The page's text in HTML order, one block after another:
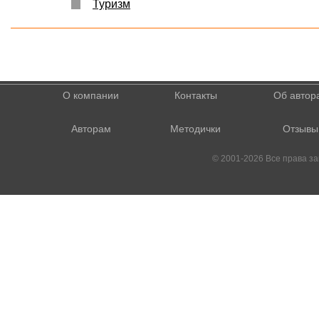
Туризм
О компании Контакты Об
Авторам Методички Отзывы
© 2001-2026 Все права